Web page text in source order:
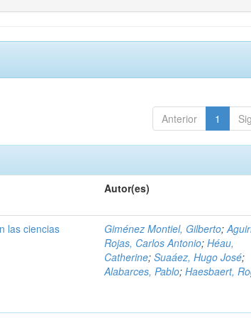
Anterior 1
Autor(es)
las ciencias
Giménez Montiel, Gilberto;
Rojas, Carlos Antonio;Héau,
Catherine;Suaáez, Hugo José;
Alabarces, Pablo;Haesbaert,